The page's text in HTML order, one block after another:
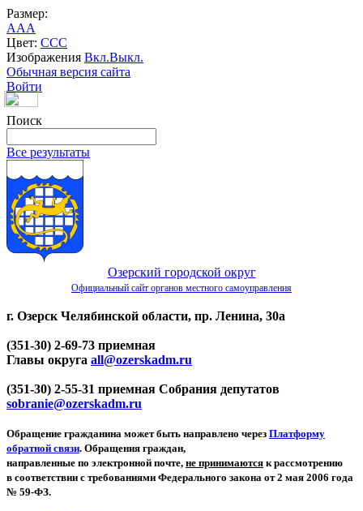
Размер:
AAA
Цвет: CCC
Изображения Вкл.Выкл.
Обычная версия сайта
Войти
Поиск
Все результаты
Озерский городской округ
Официальный сайт органов местного самоуправления
г. Озерск Челябинской области, пр. Ленина, 30а
(351-30) 2-69-73 приемная
Главы округа all@ozerskadm.ru
(351-30) 2-55-31 приемная Собрания депутатов
sobranie@ozerskadm.ru
Обращение гражданина может быть направлено через Платформу
обратной связи. Обращения граждан,
направленные по электронной почте, не принимаются к рассмотрению
в соответствии с требованиями Федерального закона от 2 мая 2006 года
№ 59-ФЗ.